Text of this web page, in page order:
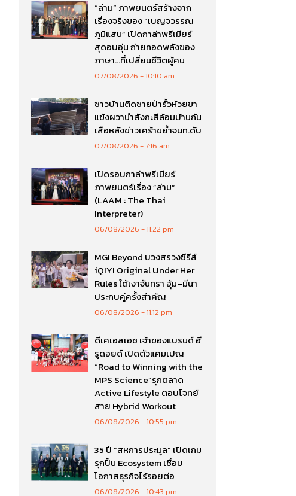
“ล่าม” ภาพยนตร์สร้างจาก
เรื่องจริงของ “เบญจวรรณ
ภูมิแสน” เปิดกาล่าพรีเมียร์
สุดอบอุ่น ถ่ายทอดพลังของ
ภาษา…ที่เปลี่ยนชีวิตผู้คน
07/08/2026 10:10 am
ชาวบ้านติดชายป่ารั้วห้วยขา
แข้งผวานำสังกะสีล้อมบ้านกัน
เสือหลังข่าวเศร้าขย้ำจนท.ดับ
07/08/2026 7:16 am
เปิดรอบกาล่าพรีเมียร์
ภาพยนตร์เรื่อง ”ล่าม“
(LAAM : The Thai
Interpreter)
06/08/2026 11:22 pm
MGI Beyond บวงสรวงซีรีส์
iQIYI Original Under Her
Rules ใต้เงาจันทรา อุ้ม–มีนา
ประกบคู่ครั้งสำคัญ
06/08/2026 11:12 pm
ดีเคเอสเอช เจ้าของแบรนด์ ฮี
รูดอยด์ เปิดตัวแคมเปญ
“Road to Winning with the
MPS Science”รุกตลาด
Active Lifestyle ตอบโจทย์
สาย Hybrid Workout
06/08/2026 10:55 pm
35 ปี “สหการประมูล” เปิดเกม
รุกปั้น Ecosystem เชื่อม
โอกาสธุรกิจไร้รอยต่อ
06/08/2026 10:43 pm